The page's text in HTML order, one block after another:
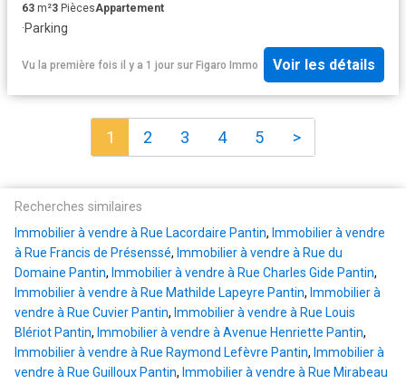
63 m²3 PiècesAppartement
·Parking
Vu la première fois il y a 1 jour sur Figaro Immo Voir les détails
1 2 3 4 5 >
Recherches similaires
Immobilier à vendre à Rue Lacordaire Pantin, Immobilier à vendre
à Rue Francis de Présenssé, Immobilier à vendre à Rue du
Domaine Pantin, Immobilier à vendre à Rue Charles Gide Pantin,
Immobilier à vendre à Rue Mathilde Lapeyre Pantin, Immobilier à
vendre à Rue Cuvier Pantin, Immobilier à vendre à Rue Louis
Blériot Pantin, Immobilier à vendre à Avenue Henriette Pantin,
Immobilier à vendre à Rue Raymond Lefèvre Pantin, Immobilier à
vendre à Rue Guilloux Pantin, Immobilier à vendre à Rue Mirabeau